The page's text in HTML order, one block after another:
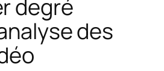
degré
des